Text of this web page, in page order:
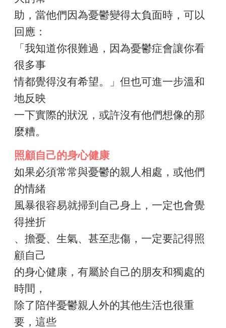
助，當他們因為憂鬱變得太負面時，可以
回應：
「我知道你很難過，因為憂鬱症會讓你看
很多事
情都覺得沒有希望。」但也可進一步溫和
地反映
一下實際的狀況，或許沒有他們想像的那
麼糟。
照顧自己的身心健康
如果必須常常與憂鬱的親人相處，或他們
的情緒
風暴很容易就掃到自己身上，一定也會覺
得挫折
、擔憂、生氣、甚至悲傷，一定要記得照
顧自己
的身心健康，有屬於自己的朋友和獨處的
時間，
除了陪伴憂鬱親人外的其他生活也很重
要，這些